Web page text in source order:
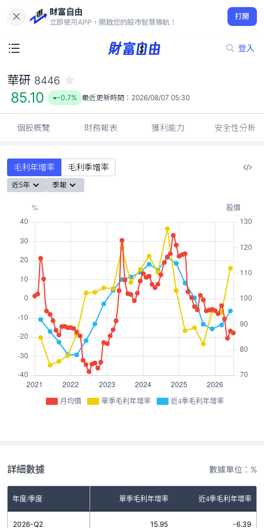
財富自由
立即使用APP，開啟您的股市智慧導航！
打開
登入
85.10
-0.7%
華研 8446
85.10 -0.7% 最近更新時間： 2026/08/07 05:30
個股概覽 財務報表 獲利能力 安全性分析
毛利年增率 毛利季增率
近5年 季報
月均價 單季毛利年增率 近4季毛利年增率
詳細數據 數據單位：%
年度/季度 單季毛利年增率 近4季毛利年增率
2026-Q2 15.95 -6.39